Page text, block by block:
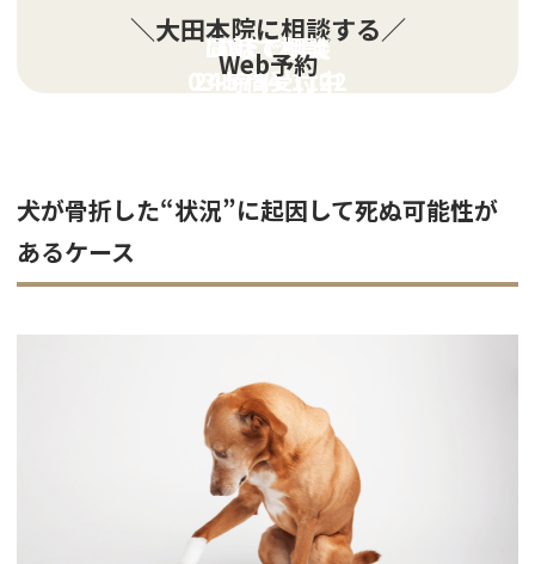
＼大田本院に相談する／
電話で相談
03-5754-1122
LINEで相談
24時間受付中
Web予約
犬が骨折した“状況”に起因して死ぬ可能性が
あるケース